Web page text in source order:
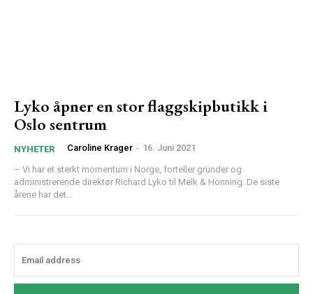
Lyko åpner en stor flaggskipbutikk i
Oslo sentrum
NYHETER Caroline Krager - 16. Juni 2021
– Vi har et sterkt momentum i Norge, forteller gründer og
administrerende direktør Richard Lyko til Melk & Honning. De siste
årene har det...